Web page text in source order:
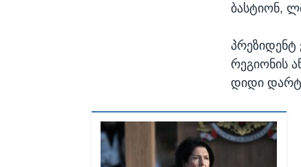
ბასტიონ,
პრეზიდენტ
რეგიონის
დიდი